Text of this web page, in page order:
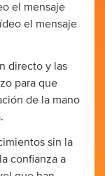
el mensaje
el mensaje
directo y las
para que
de la mano
sin la
confianza a